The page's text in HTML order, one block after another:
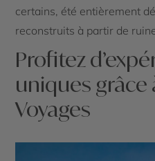
certains, été entièrement
reconstruits à partir de
Profitez
uniques grâce
Voyages